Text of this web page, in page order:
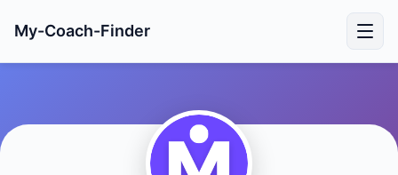
My-Coach-Finder